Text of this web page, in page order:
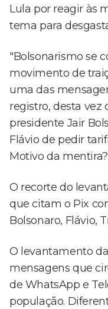
Lula por reagir às
tema para
"Bolsonarismo se
movimento de
uma das
registro, desta vez
presidente Jair
Flávio de pedir
Motivo da
O recorte do
que citam o Pix
Bolsonaro, Flávio,
O levantamento
mensagens que
de WhatsApp e
população.